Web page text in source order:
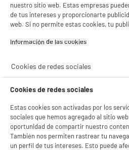
nuestro sitio web. Estas empresas
de tus intereses y proporcionarte
web. Si no permite estas cookies, tu
Información de las cookies‎
Cookies de redes sociales
Cookies de redes sociales
Estas cookies son activadas por los
sociales que hemos agregado al sitio
oportunidad de compartir nuestro
También nos permiten rastrear tu
un perfil de tus intereses. Esto puede